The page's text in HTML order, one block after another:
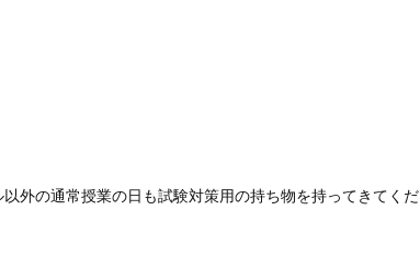
外の通常授業の日も試験対策用の持ち物を持ってきてくだ